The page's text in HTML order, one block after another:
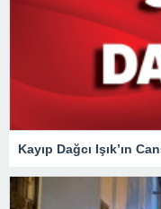
Kayıp Dağcı Işık’ın